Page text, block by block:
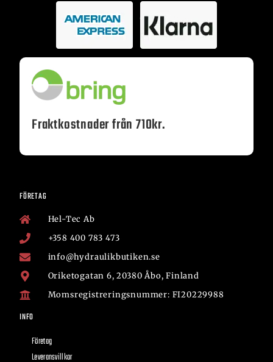
Fraktkostnader från 710kr.
FÖRETAG
Hel-Tec Ab
+358 400 783 473
info@hydraulikbutiken.se
Oriketogatan 6, 20380 Åbo, Finland
Momsregistreringsnummer: FI20229988
INFO
Företag
Leveransvillkor